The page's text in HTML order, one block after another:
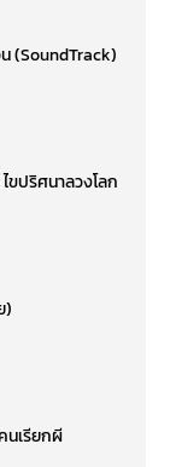
(SoundTrack)
ขปริศนาลวงโลก
)
นเรียกผี